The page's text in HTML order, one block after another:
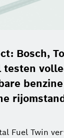
Bosch,
testen
Fuel Twin